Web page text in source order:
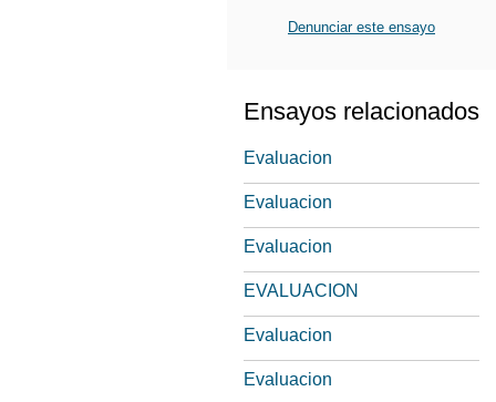
Denunciar este ensayo
Ensayos relacionados
Evaluacion
Evaluacion
Evaluacion
EVALUACION
Evaluacion
Evaluacion